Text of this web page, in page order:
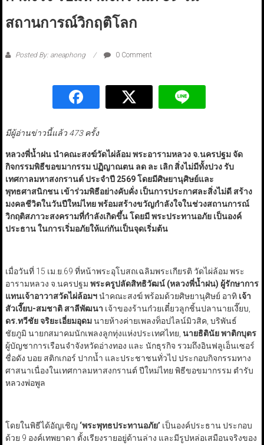
สถานการณ์วิกฤติโลก
Posted By: aneaphong 0 Comment
มีผู้อ่านข่าวนี้แล้ว 473 ครั้ง
หลวงพี่น้ำฝน นำคณะสงฆ์วัดไผ่ล้อม พระอารามหลวง จ.นครปฐม จัด
กิจกรรมพิธีขอขมากรรม ปฏิญาณตน ลด ละ เลิก สิ่งไม่มีทั้งปวง รับ
เทศกาลมหาสงกรานต์ ประจำปี 2569โดยมีศิษยานุศิษย์และ
พุทธศาสนิกชน เข้าร่วมพิธีอย่างคับคั่ง เป็นการประกาศละสิ่งไม่ดี สร้าง
มงคลชีวิตในวันปีใหม่ไทย พร้อมสร้างขวัญกำลังใจในช่วงสถานการณ์
วิกฤติสภาวะสงครามที่กำลังเกิดขึ้น โดยมี พระประทานอภัย เป็นองค์
ประธาน ในการเริ่มอภัยให้แก่กันเป็นจุดเริ่มต้น
เมื่อวันที่ 15 เม.ย.69 ที่หน้าพระอุโบสถเฉลิมพระเกียรติ วัดไผ่ล้อม พระ
อารามหลวง จ.นครปฐม พระครูปลัดสิทธิวัฒน์ (หลวงพี่น้ำฝน) ผู้รักษาการ
แทนเจ้าอาวาสวัดไผ่ล้อมฯนำคณะสงฆ์ พร้อมด้วยศิษยานุศิษย์ อาทิ เจ้า
สัวเงี๊ยบ-สมชาติ สาลีพัฒนา เจ้าของร้านก๋วยเตี๋ยวลูกชิ้นปลานายเงี๊ยบ,
ดร.ทวีชัย จริยะเอี่ยมอุดมนายห้างค่ายเพลงท็อปไลน์มิวสิค, บริพันธ์
ชัยภูมิ นายกสมาคมนักเพลงลูกทุ่งแห่งประเทศไทย, นายธิตินัย พาติกบุตร
ผู้บัญชาการเรือนจำจังหวัดอ่างทอง และ นักธุรกิจ รวมถึงอินฟลูเอ็นเซอร์
ชื่อดัง บอย สติกเกอร์ ปากน้ำ และประชาชนทั่วไป ประกอบกิจกรรมทาง
ศาสนาเนื่องในเทศกาลมหาสงกรานต์ ปีใหม่ไทย พิธีขอขมากรรม ตำรับ
หลวงพ่อพูล
โดยในพิธีได้อัญเชิญ ‘พระพุทธประทานอภัย’ เป็นองค์ประธาน ประกอบ
ด้วย 9 องค์เทพยาดา ตั้งเรียงรายอยู่ด้านล่าง และมีรูปหล่อเสมือนจริงของ